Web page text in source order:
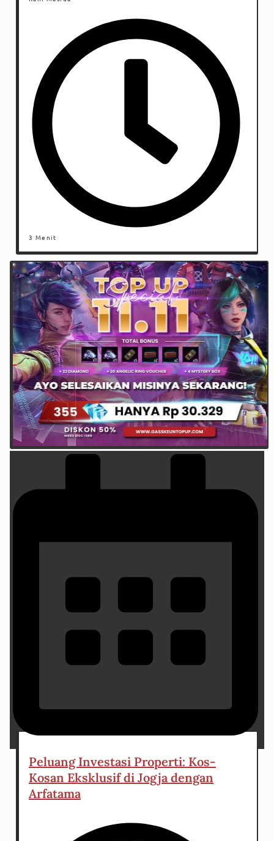
3 Menit
Peluang Investasi Properti: Kos-
Kosan Eksklusif di Jogja dengan
Arfatama